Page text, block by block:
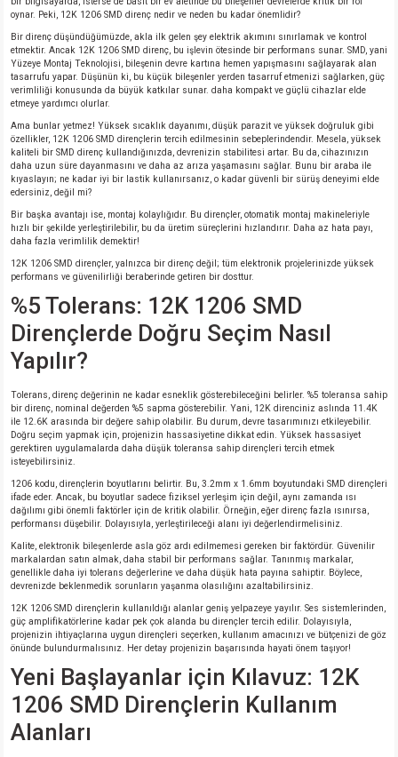
MARKA)
oynar. Peki, 12K 1206 SMD direnç nedir ve neden bu kadar önemlidir?
Bir direnç düşündüğümüzde, akla ilk gelen şey elektrik akımını sınırlamak ve kontrol
etmektir. Ancak 12K 1206 SMD direnç, bu işlevin ötesinde bir performans sunar. SMD, yani
Yüzeye Montaj Teknolojisi, bileşenin devre kartına hemen yapışmasını sağlayarak alan
tasarrufu yapar. Düşünün ki, bu küçük bileşenler yerden tasarruf etmenizi sağlarken, güç
verimliliği konusunda da büyük katkılar sunar. daha kompakt ve güçlü cihazlar elde
etmeye yardımcı olurlar.
Ama bunlar yetmez! Yüksek sıcaklık dayanımı, düşük parazit ve yüksek doğruluk gibi
özellikler, 12K 1206 SMD dirençlerin tercih edilmesinin sebeplerindendir. Mesela, yüksek
kaliteli bir SMD direnç kullandığınızda, devrenizin stabilitesi artar. Bu da, cihazınızın
daha uzun süre dayanmasını ve daha az arıza yaşamasını sağlar. Bunu bir araba ile
kıyaslayın; ne kadar iyi bir lastik kullanırsanız, o kadar güvenli bir sürüş deneyimi elde
edersiniz, değil mi?
Bir başka avantajı ise, montaj kolaylığıdır. Bu dirençler, otomatik montaj makineleriyle
hızlı bir şekilde yerleştirilebilir, bu da üretim süreçlerini hızlandırır. Daha az hata payı,
daha fazla verimlilik demektir!
12K 1206 SMD dirençler, yalnızca bir direnç değil; tüm elektronik projelerinizde yüksek
performans ve güvenilirliği beraberinde getiren bir dosttur.
%5 Tolerans: 12K 1206 SMD
Dirençlerde Doğru Seçim Nasıl
Yapılır?
Tolerans, direnç değerinin ne kadar esneklik gösterebileceğini belirler. %5 toleransa sahip
bir direnç, nominal değerden %5 sapma gösterebilir. Yani, 12K direnciniz aslında 11.4K
ile 12.6K arasında bir değere sahip olabilir. Bu durum, devre tasarımınızı etkileyebilir.
Doğru seçim yapmak için, projenizin hassasiyetine dikkat edin. Yüksek hassasiyet
gerektiren uygulamalarda daha düşük toleransa sahip dirençleri tercih etmek
isteyebilirsiniz.
1206 kodu, dirençlerin boyutlarını belirtir. Bu, 3.2mm x 1.6mm boyutundaki SMD dirençleri
ifade eder. Ancak, bu boyutlar sadece fiziksel yerleşim için değil, aynı zamanda ısı
dağılımı gibi önemli faktörler için de kritik olabilir. Örneğin, eğer direnç fazla ısınırsa,
performansı düşebilir. Dolayısıyla, yerleştirileceği alanı iyi değerlendirmelisiniz.
Kalite, elektronik bileşenlerde asla göz ardı edilmemesi gereken bir faktördür. Güvenilir
markalardan satın almak, daha stabil bir performans sağlar. Tanınmış markalar,
genellikle daha iyi tolerans değerlerine ve daha düşük hata payına sahiptir. Böylece,
devrenizde beklenmedik sorunların yaşanma olasılığını azaltabilirsiniz.
12K 1206 SMD dirençlerin kullanıldığı alanlar geniş yelpazeye yayılır. Ses sistemlerinden,
güç amplifikatörlerine kadar pek çok alanda bu dirençler tercih edilir. Dolayısıyla,
projenizin ihtiyaçlarına uygun dirençleri seçerken, kullanım amacınızı ve bütçenizi de göz
önünde bulundurmalısınız. Her detay projenizin başarısında hayati önem taşıyor!
Yeni Başlayanlar için Kılavuz: 12K
1206 SMD Dirençlerin Kullanım
Alanları